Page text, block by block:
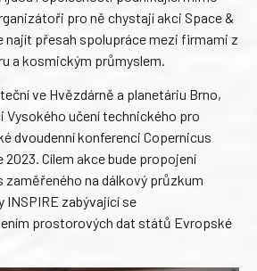
pro ně chystají akci Space &
najít přesah spolupráce mezi firmami z
a kosmickým průmyslem.
ve Hvězdárně a planetáriu Brno,
učení technického pro
dvoudenní konferenci Copernicus
Cílem akce bude propojení
zaměřeného na dálkový průzkum
zabývající se
prostorových dat států Evropské